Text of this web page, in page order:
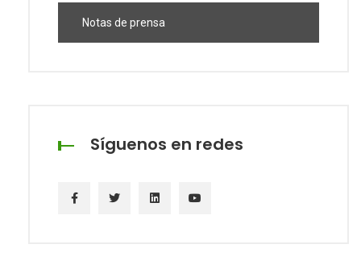
Notas de prensa
Síguenos en redes